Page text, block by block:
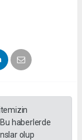
haberlerde
olup